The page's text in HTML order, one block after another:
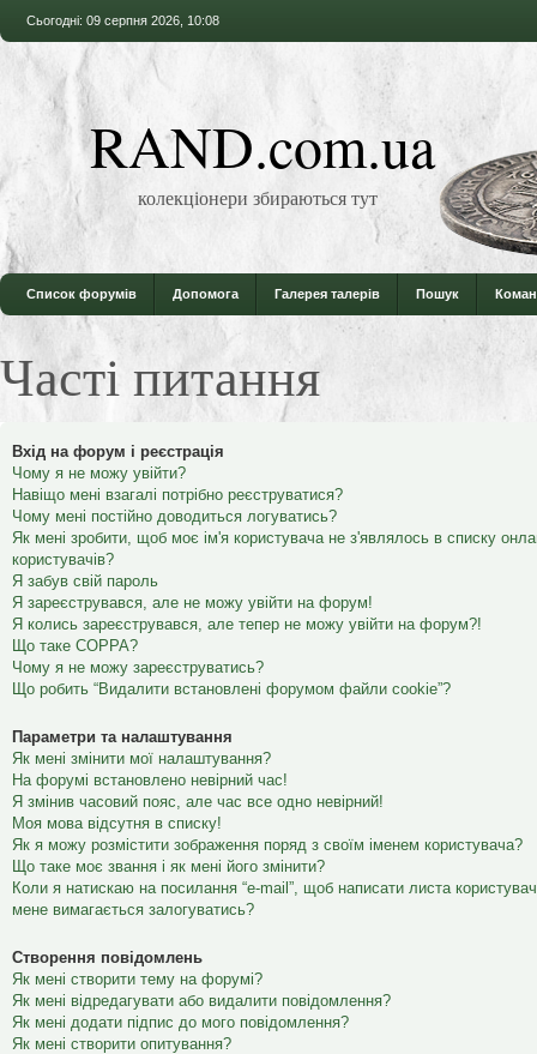
Сьогодні: 09 серпня 2026, 10:08
RAND.com.ua
колекціонери збираються тут
Список форумів Допомога Галерея талерів Пошук
Часті питання
Вхід на форум і реєстрація
Чому я не можу увійти?
Навіщо мені взагалі потрібно реєструватися?
Чому мені постійно доводиться логуватись?
Як мені зробити, щоб моє ім'я користувача не з'являлось в списку
користувачів?
Я забув свій пароль
Я зареєструвався, але не можу увійти на форум!
Я колись зареєструвався, але тепер не можу увійти на форум?!
Що таке COPPA?
Чому я не можу зареєструватись?
Що робить “Видалити встановлені форумом файли cookie”?
Параметри та налаштування
Як мені змінити мої налаштування?
На форумі встановлено невірний час!
Я змінив часовий пояс, але час все одно невірний!
Моя мова відсутня в списку!
Як я можу розмістити зображення поряд з своїм іменем користувача?
Що таке моє звання і як мені його змінити?
Коли я натискаю на посилання “e-mail”, щоб написати листа
мене вимагається залогуватись?
Створення повідомлень
Як мені створити тему на форумі?
Як мені відредагувати або видалити повідомлення?
Як мені додати підпис до мого повідомлення?
Як мені створити опитування?